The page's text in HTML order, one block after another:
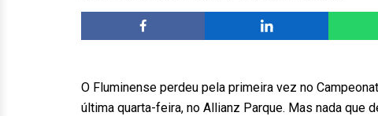
O Fluminense perdeu pela primeira vez no
última quarta-feira, no Allianz Parque. Mas nada que